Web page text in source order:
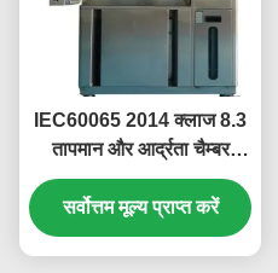
IEC60065 2014 क्लाज 8.3
तापमान और आर्द्रता चैम्बर
तापमान रेंज -40 ℃ 65 + 150
℃
सर्वोत्तम मूल्य प्राप्त करें